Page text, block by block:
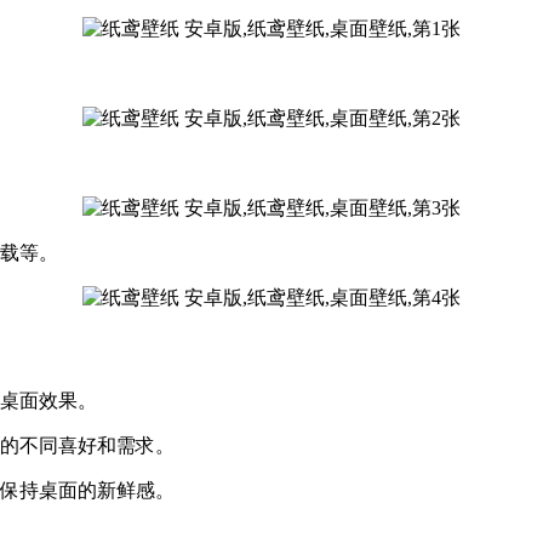
等。
面效果。
不同喜好和需求。
持桌面的新鲜感。